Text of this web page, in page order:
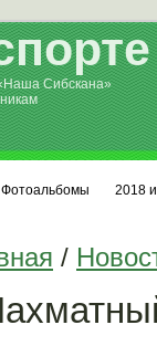
Сибскана»
Фотоальбомы 2018
/